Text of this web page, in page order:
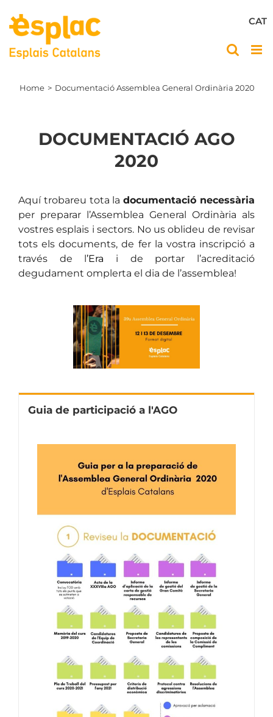
content
CAT
Home Documentació Assemblea General Ordinària 2020
DOCUMENTACIÓ AGO
2020
Aquí trobareu tota ladocumentació necessària
per preparar l’Assemblea General Ordinària als
vostres esplais i sectors. No us oblideu de revisar
tots els documents, de fer la vostra inscripció a
través de l ’Era i de portar l’acreditació
degudament omplerta el dia de l’assemblea!
Guia de participació a l'AGO